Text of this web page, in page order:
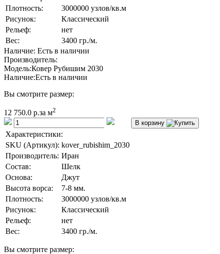
Плотность:
3000000 узлов/кв.м
Рисунок:
Классический
Рельеф:
нет
Вес:
3400 гр./м.
Наличие: Есть в наличии
Производитель:
Модель:Ковер Рубишим 2030
Наличие:Есть в наличии
Вы смотрите размер:
12 750.0 р.за м2
В корзину
Характеристики:
SKU (Артикул): kover_rubishim_2030
Производитель: Иран
Состав:
Шелк
Основа:
Джут
Высота ворса:
7-8 мм.
Плотность:
3000000 узлов/кв.м
Рисунок:
Классический
Рельеф:
нет
Вес:
3400 гр./м.
Вы смотрите размер: